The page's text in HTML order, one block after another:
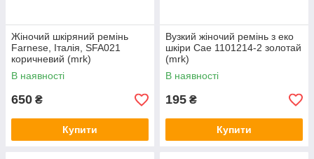
Жіночий шкіряний ремінь
Farnese, Італія, SFA021
коричневий (mrk)
В наявності
650 ₴
Купити
Вузкий жіночий ремінь з еко
шкіри Cae 1101214-2 золотай
(mrk)
В наявності
195 ₴
Купити